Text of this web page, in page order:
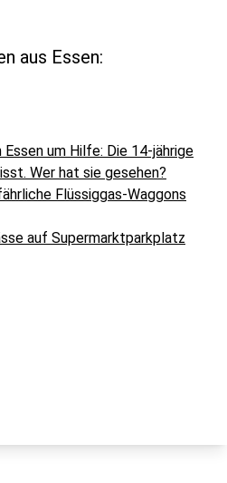
aus Essen:
um Hilfe: Die 14-jährige
Wer hat sie gesehen?
Flüssiggas-Waggons
auf Supermarktparkplatz